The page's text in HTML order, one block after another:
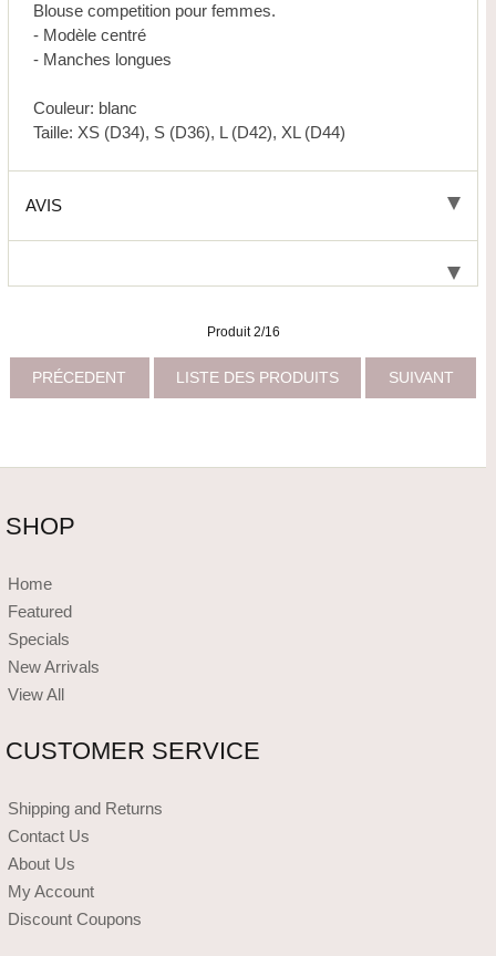
Blouse competition pour femmes.
- Modèle centré
- Manches longues
Couleur: blanc
Taille: XS (D34), S (D36), L (D42), XL (D44)
AVIS
Produit 2/16
PRÉCEDENT LISTE DES PRODUITS SUIVANT
SHOP
Home
Featured
Specials
New Arrivals
View All
CUSTOMER SERVICE
Shipping and Returns
Contact Us
About Us
My Account
Discount Coupons